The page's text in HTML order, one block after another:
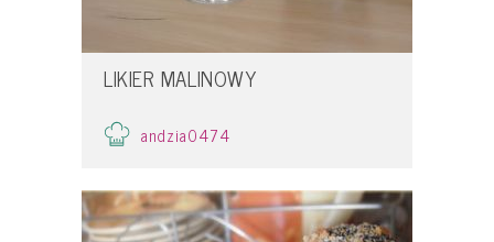
LIKIER MALINOWY
andzia0474